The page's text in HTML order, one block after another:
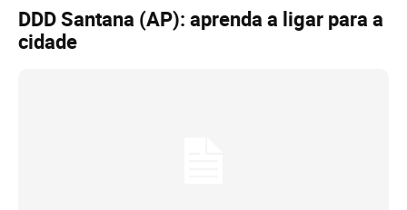
DDD Santana (AP): aprenda a ligar para a
cidade